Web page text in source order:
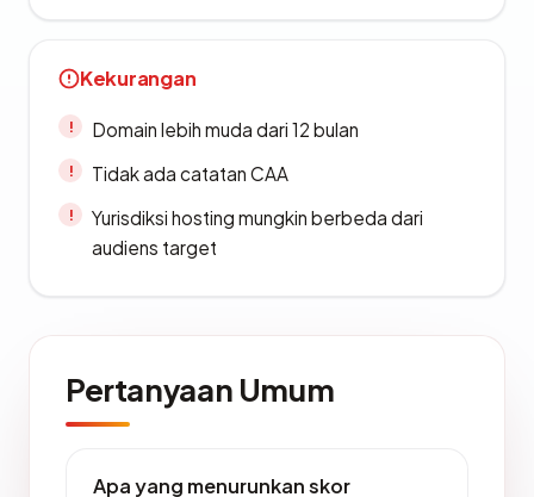
Kekurangan
Domain lebih muda dari 12 bulan
Tidak ada catatan CAA
Yurisdiksi hosting mungkin berbeda dari
audiens target
Pertanyaan Umum
Apa yang menurunkan skor